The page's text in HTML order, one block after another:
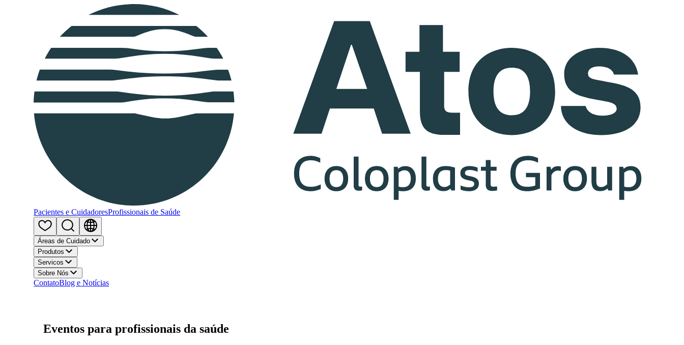
Pacientes e CuidadoresProfissionais de Saúde
Áreas de Cuidado
Produtos
Servicos
Sobre Nós
ContatoBlog e Notícias
Eventos para profissionais da saúde